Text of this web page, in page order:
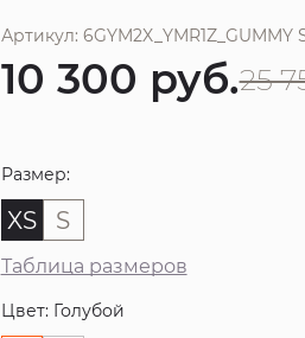
Артикул: 6GYM2X_YMR1Z_GUMMY
10 300 руб.25
Размер:
XS S
Таблица размеров
Цвет: Голубой